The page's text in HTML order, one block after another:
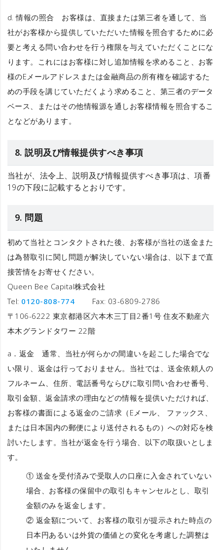
d.情報の照合 お客様は、直接または第三者を通して、当
社がお客様から提供していただいた情報を照合するために必
要と考える問い合わせを行う権限を与えていただくことにな
ります。これにはお客様に対し追加情報を求めること、お客
様のEメールアドレスまたは金融商品の所有権を確認するた
めの手段を講じていただくよう求めること、第三者のデータ
ベース、またはその他情報源を通しお客様情報を照合するこ
となどがあります。
8. 説明及び情報提供すべき事項
当社が、法令上、説明及び情報提供すべき事項は、項番
19の下段に記載するとおりです。
9. 問題
初めて当社とコンタクトされた後、お客様が当社の送金また
は為替取引に関し問題が解決していない場合は、以下まで直
接苦情をお寄せください。
Queen Bee Capital株式会社
Tel: 0120-808-774 Fax: 03-6809-2786
〒106-6222 東京都港区六本木三丁目2番1号 住友不動産六
本木グランドタワー 22階
a． 返金 通常、当社が何らかの間違いを起こした場合でな
い限り、返金は行っておりません。当社では、送金依頼人の
フルネーム、住所、電話番号ならびに取引問い合わせ番号、
取引金額、返金請求の理由などの情報を提供いただければ、
お客様の書面による返金のご請求（Eメール、 ファックス、
または日本国内の郵便により送付されるもの）への対応を検
討いたします。当社が返金を行う場合、以下の取扱いとしま
す。
① 送金を受付済みで受取人の口座に入金されていない
場合、お客様の保留中の取引もキャンセルとし、取引
金額のみを返金します。
② 返金額について、お客様の取引が提示された時点の
日本円あるいは外貨の価値との変化を考慮した調整は